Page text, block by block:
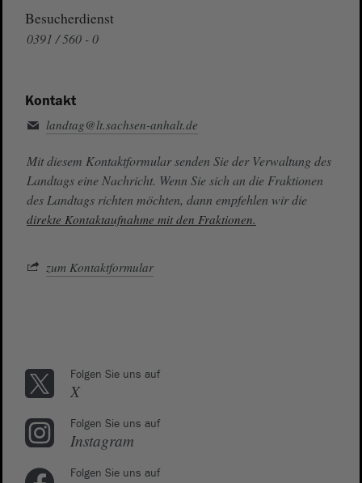
Besucherdienst
0391 / 560 - 0
Kontakt
landtag@lt.sachsen-anhalt.de
Mit diesem Kontaktformular senden Sie der Verwaltung des
Landtags eine Nachricht. Wenn Sie sich an die Fraktionen
des Landtags richten möchten, dann empfehlen wir die
direkte Kontaktaufnahme mit den Fraktionen.
zum Kontaktformular
Folgen Sie uns auf
X
Folgen Sie uns auf
Instagram
Folgen Sie uns auf